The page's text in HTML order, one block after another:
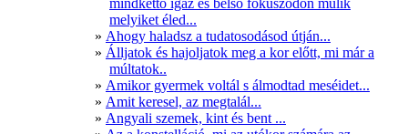
melyiket éled...
Ahogy haladsz a tudatosodásod útján...
Álljatok és hajoljatok meg a kor előtt, mi már a
múltatok..
Amikor gyermek voltál s álmodtad meséidet...
Amit keresel, az megtalál...
Angyali szemek, kint és bent ...